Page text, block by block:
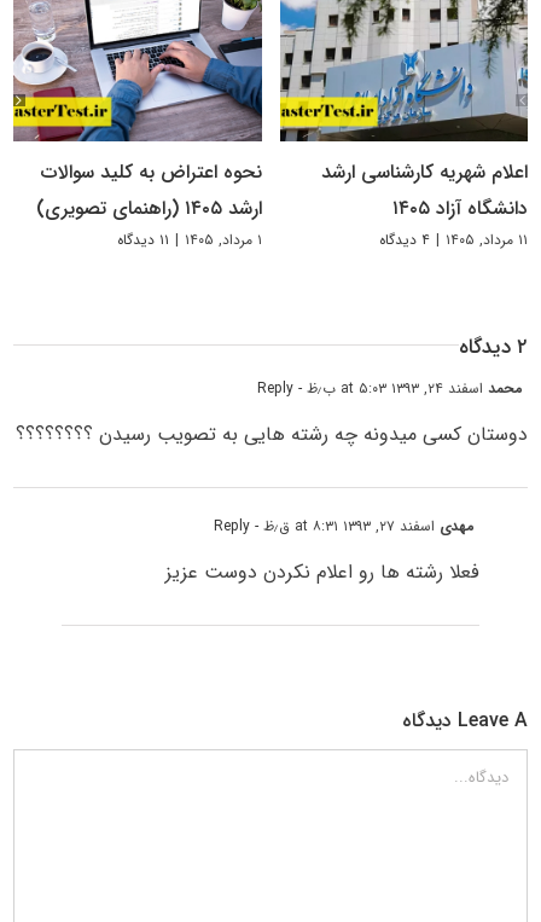
اعلام شهریه کارشناسی ارشد
دانشگاه آزاد ۱۴۰۵
۱۱ مرداد, ۱۴۰۵ | ۴ دیدگاه
نحوه اعتراض به کلید سوالات
ارشد ۱۴۰۵ (راهنمای تصویری)
۱ مرداد, ۱۴۰۵ | ۱۱ دیدگاه
۲ دیدگاه
محمداسفند ۲۴, ۱۳۹۳ at ۵:۰۳ ب٫ظ - Reply
دوستان کسی میدونه چه رشته هایی به تصویب رسیدن ؟؟؟؟؟؟؟؟
مهدی اسفند ۲۷, ۱۳۹۳ at ۸:۳۱ ق٫ظ - Reply
فعلا رشته ها رو اعلام نکردن دوست عزیز
Leave A دیدگاه
دیدگاه